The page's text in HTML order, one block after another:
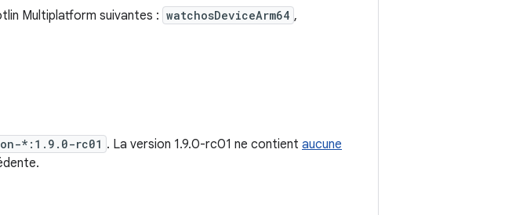
Multiplatform suivantes : watchosDeviceArm64 ,
*:1.9.0-rc01 . La version 1.9.0-rc01 ne contient aucune